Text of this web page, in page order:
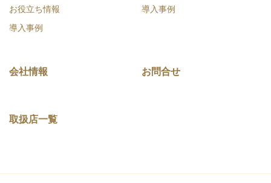
お役立ち情報
導入事例
導入事例
会社情報 お問合せ
取扱店一覧